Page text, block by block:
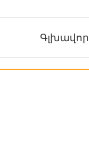
Գլխավոր